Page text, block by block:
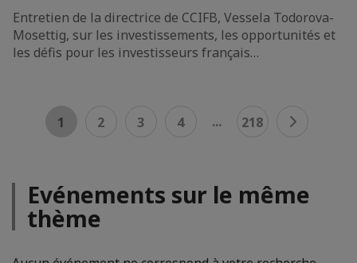
Entretien de la directrice de CCIFB, Vessela Todorova-
Mosettig, sur les investissements, les opportunités et
les défis pour les investisseurs français…
1 2 3 4 ... 218
Evénements sur le même
thème